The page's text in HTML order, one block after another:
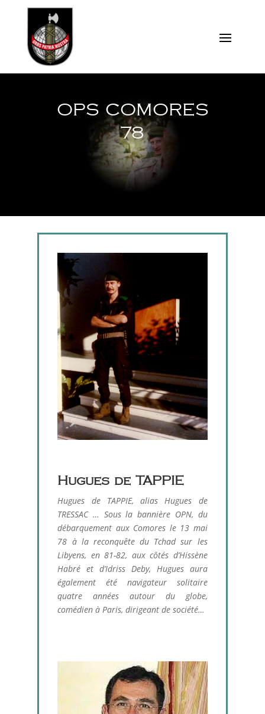
OPS COMORES
78
Hugues de TAPPIE
Hugues de TAPPIE, alias Hugues de
TRESSAC … Sous la bannière OPN, du
débarquement aux Comores le 13 mai
78 à la reconquête du Tchad sur les
Libyens, en 81-82, aux côtés d’Hissène
Habré et d’Idriss Deby, Hugues aura
également été navigateur solitaire
quatre années autour du globe,
comédien à Paris, dirigeant de société…